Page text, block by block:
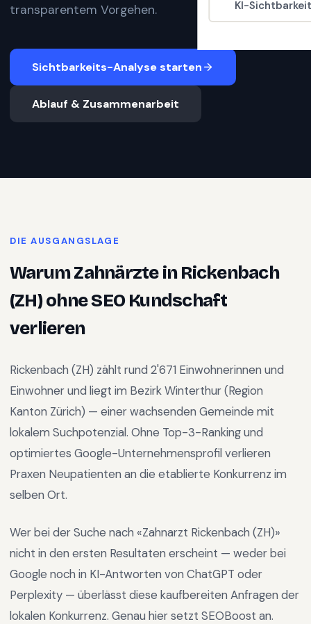
KI-
transparentem Vorgehen.
Sichtbarkeits-Analyse starten
Ablauf & Zusammenarbeit
DIE AUSGANGSLAGE
WarumZahnärzteinRickenbach
(ZH)ohne SEO Kundschaft
verlieren
Rickenbach (ZH) zählt rund 2'671 Einwohnerinnen und
Einwohner und liegt im Bezirk Winterthur(Region
Kanton Zürich) — einer wachsenden Gemeinde mit
lokalem Suchpotenzial. Ohne Top-3-Ranking und
optimiertes Google-Unternehmensprofil verlieren
Praxen Neupatienten an die etablierte Konkurrenz im
selben Ort.
Wer bei der Suche nach «Zahnarzt Rickenbach (ZH)»
nicht in den ersten Resultaten erscheint — weder bei
Google noch in KI-Antworten von ChatGPT oder
Perplexity — überlässt diese kaufbereiten Anfragen der
lokalen Konkurrenz. Genau hier setzt SEOBoost an.